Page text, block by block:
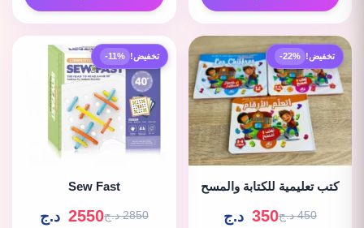
تخفيض! -22%
كتب تعليمية للكتابة والمسح
450 د.ج 350 د.ج
تخفيض! -11%
Sew Fast
2850 د.ج 2550 د.ج